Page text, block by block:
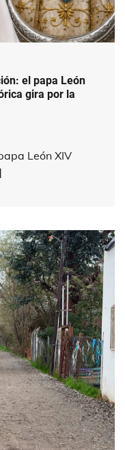
el papa León
gira por la
León XIV